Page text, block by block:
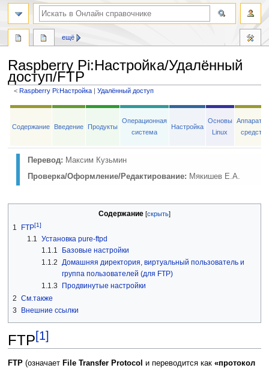
Raspberry Pi:Настройка/Удалённый
доступ/FTP
<Raspberry Pi:Настройка ‎ |Удалённый доступ
Перейти
навигации
Перейти
поиску
Содержание Введение Продукты
Операционная
система
Настройка
Основы
Linux
средства
Перевод: Максим Кузьмин
Проверка/Оформление/Редактирование: Мякишев Е.А.
Содержание
1
FTP[1]
1.1 Установка pure-ftpd
1.1.1
Базовые настройки
1.1.2 Домашняя директория, виртуальный пользователь и
группа пользователей (для FTP)
1.1.3
Продвинутые настройки
2 См.также
3
Внешние ссылки
FTP[1]
FTP(означает File Transfer Protocol и переводится как «протокол
ещё